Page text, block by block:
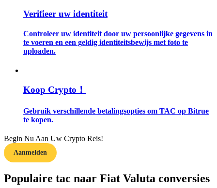
Futures-startgids
Handelsstrategieën
Leer hoe u winstgevend kunt blijven
Verifieer uw identiteit
Controleer uw identiteit door uw persoonlijke gegevens in
te voeren en een geldig identiteitsbewijs met foto te
uploaden.
Koop Crypto！
Gebruik verschillende betalingsopties om TAC op Bitrue
te kopen.
Begin Nu Aan Uw Crypto Reis!
Aanmelden
Populaire tac naar Fiat Valuta conversies